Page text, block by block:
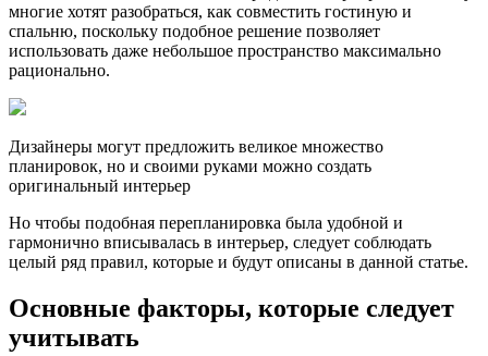
многие хотят разобраться, как совместить гостиную и
спальню, поскольку подобное решение позволяет
использовать даже небольшое пространство максимально
рационально.
Дизайнеры могут предложить великое множество
планировок, но и своими руками можно создать
оригинальный интерьер
Но чтобы подобная перепланировка была удобной и
гармонично вписывалась в интерьер, следует соблюдать
целый ряд правил, которые и будут описаны в данной статье.
Основные факторы, которые следует
учитывать